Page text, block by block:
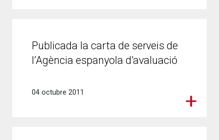
Publicada la carta de serveis de
l’Agència espanyola d’avaluació
04 octubre 2011